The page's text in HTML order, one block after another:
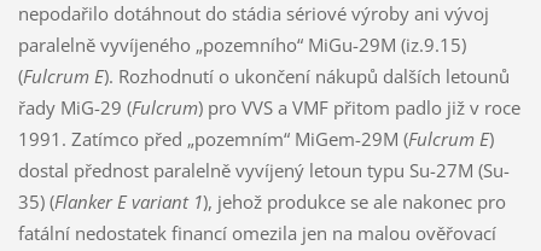
nepodařilo dotáhnout do stádia sériové výroby ani vývoj
paralelně vyvíjeného „pozemního“ MiGu-29M (iz.9.15)
(Fulcrum E). Rozhodnutí o ukončení nákupů dalších letounů
řady MiG-29 (Fulcrum) pro VVS a VMF přitom padlo již v roce
1991. Zatímco před „pozemním“ MiGem-29M (Fulcrum E)
dostal přednost paralelně vyvíjený letoun typu Su-27M (Su-
35) (Flanker E variant 1), jehož produkce se ale nakonec pro
fatální nedostatek financí omezila jen na malou ověřovací